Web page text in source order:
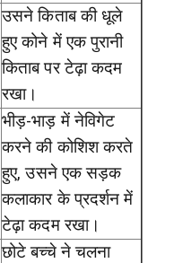
उसने किताब की धूले
हुए कोने में एक पुरानी
किताब पर टेढ़ा कदम
रखा।
भीड़-भाड़ में नेविगेट
करने की कोशिश करते
हुए, उसने एक सड़क
कलाकार के प्रदर्शन में
टेढ़ा कदम रखा।
छोटे बच्चे ने चलना